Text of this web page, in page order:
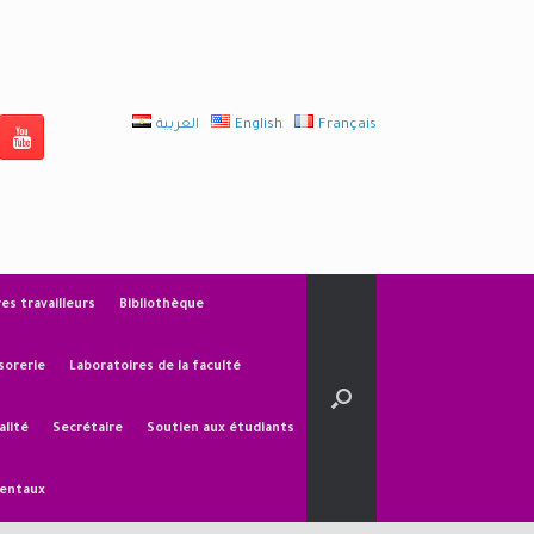
العربية English Français
travailleurs Bibliothèque
Laboratoires de la faculté
Secrétaire Soutien aux étudiants